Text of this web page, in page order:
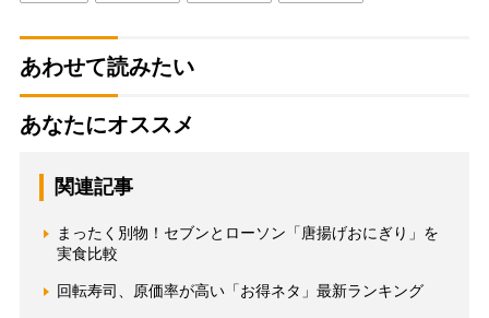
あわせて読みたい
あなたにオススメ
関連記事
まったく別物！セブンとローソン「唐揚げおにぎり」を
実食比較
回転寿司、原価率が高い「お得ネタ」最新ランキング